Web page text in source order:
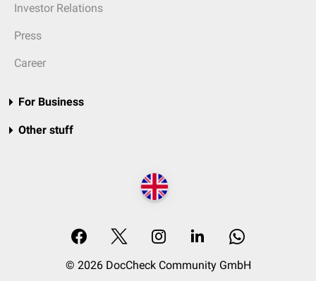
Investor Relations
Press
Career
For Business
Other stuff
© 2026 DocCheck Community GmbH